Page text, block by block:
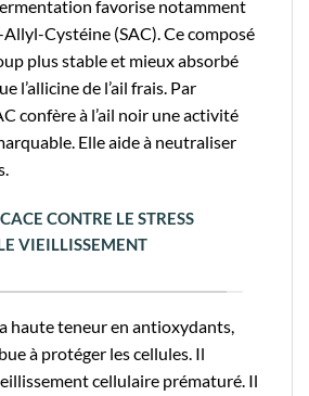
favorise notamment
Cystéine (SAC). Ce composé
plus stable et mieux absorbé
l’allicine de l’ail frais. Par
confère à l’ail noir une activité
Elle aide à neutraliser
CONTRE LE STRESS
VIEILLISSEMENT
haute teneur en antioxydants,
à protéger les cellules. Il
cellulaire prématuré. Il